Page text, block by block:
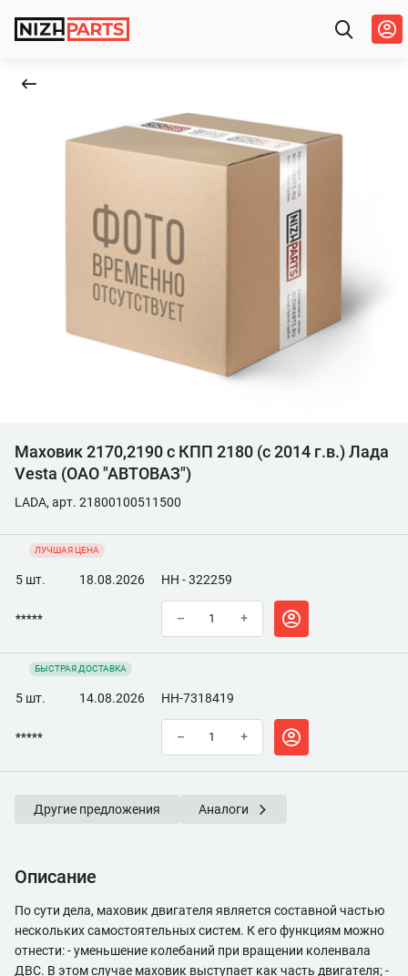
Маховик 2170,2190 с КПП 2180 (с 2014 г.в.) Лада
Vesta (ОАО "АВТОВАЗ")
LADA, арт. 21800100511500
ЛУЧШАЯ ЦЕНА
5 шт. 18.08.2026 НН - 322259
***** – +
БЫСТРАЯ ДОСТАВКА
5 шт. 14.08.2026 НН-7318419
***** – +
Другие предложения Аналоги
Описание
По сути дела, маховик двигателя является составной частью
нескольких самостоятельных систем. К его функциям можно
отнести: - уменьшение колебаний при вращении коленвала
ДВС. В этом случае маховик выступает как часть двигателя; -